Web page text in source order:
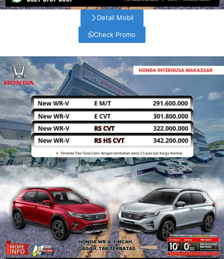
Detail Mobil
Check Promo